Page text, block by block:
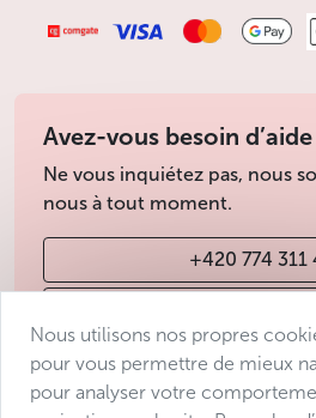
Avez-vous besoin d’aide
Ne vous inquiétez pas, nous
nous à tout moment.
+420 774 311
Conditions de vente
Nous utilisons nos propres
pour vous permettre de mieux
pour analyser votre